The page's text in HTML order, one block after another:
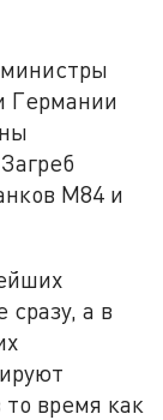
Германии
М84 и
а в
то время как